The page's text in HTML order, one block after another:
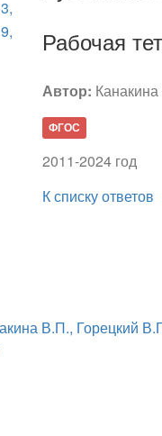
Рабочая
Автор:
ФГОС
2011-2024 год
К списку ответов